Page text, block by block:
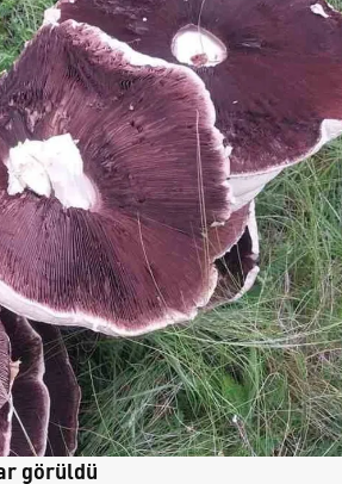
görüldü